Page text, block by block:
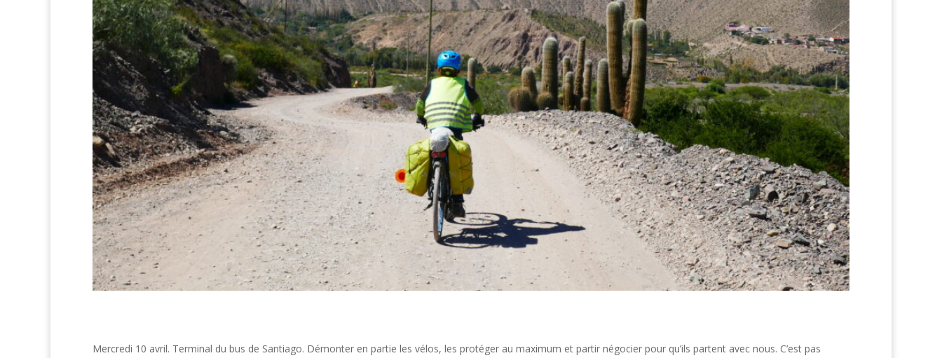
Mercredi 10 avril. Terminal du bus de Santiago. Démonter en partie les vélos, les protéger au maximum et partir négocier pour qu’ils partent avec nous. C’est pas